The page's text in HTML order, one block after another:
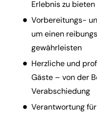
Erlebnis zu bieten
Vorbereitungs-
um einen
gewährleisten
Herzliche und
Gäste – von der
Verabschiedung
Verantwortung